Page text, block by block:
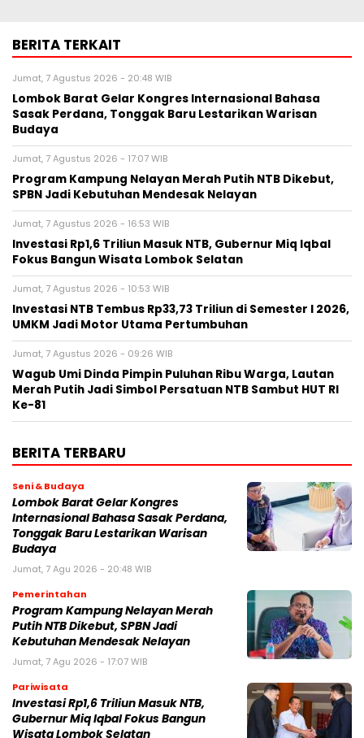
BERITA TERKAIT
Jumat, 7 Agustus 2026 - 20:48 WIB
Lombok Barat Gelar Kongres Internasional Bahasa
Sasak Perdana, Tonggak Baru Lestarikan Warisan
Budaya
Jumat, 7 Agustus 2026 - 17:07 WIB
Program Kampung Nelayan Merah Putih NTB Dikebut,
SPBN Jadi Kebutuhan Mendesak Nelayan
Jumat, 7 Agustus 2026 - 16:53 WIB
Investasi Rp1,6 Triliun Masuk NTB, Gubernur Miq Iqbal
Fokus Bangun Wisata Lombok Selatan
Jumat, 7 Agustus 2026 - 10:53 WIB
Investasi NTB Tembus Rp33,73 Triliun di Semester I 2026,
UMKM Jadi Motor Utama Pertumbuhan
Jumat, 7 Agustus 2026 - 09:26 WIB
Wagub Umi Dinda Pimpin Puluhan Ribu Warga, Lautan
Merah Putih Jadi Simbol Persatuan NTB Sambut HUT RI
Ke-81
BERITA TERBARU
Seni & Budaya
Lombok Barat Gelar Kongres
Internasional Bahasa Sasak Perdana,
Tonggak Baru Lestarikan Warisan
Budaya
Jumat, 7 Agu 2026 - 20:48 WIB
Pemerintahan
Program Kampung Nelayan Merah
Putih NTB Dikebut, SPBN Jadi
Kebutuhan Mendesak Nelayan
Jumat, 7 Agu 2026 - 17:07 WIB
Pariwisata
Investasi Rp1,6 Triliun Masuk NTB,
Gubernur Miq Iqbal Fokus Bangun
Wisata Lombok Selatan